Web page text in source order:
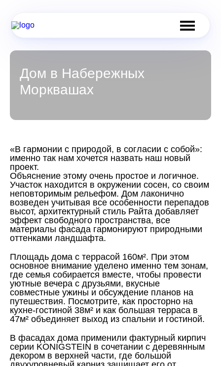
Дом в Набережных
Морквашах
«В гармонии с природой, в согласии с собой»:
именно так нам хочется назвать наш новый
проект.
Объяснение этому очень простое и логичное.
Участок находится в окружении сосен, со своим
неповторимым рельефом. Дом лаконично
возведен учитывая все особенности перепадов
высот, архитектурный стиль Райта добавляет
эффект свободного пространства, все
материалы фасада гармонируют природными
оттенками ландшафта.
Площадь дома с террасой 160м². При этом
основное внимание уделено именно тем зонам,
где семья собирается вместе, чтобы провести
уютные вечера с друзьями, вкусные
совместные ужины и обсуждение планов на
путешествия. Посмотрите, как просторно на
кухне-гостиной 38м² и как большая терраса в
47м² объединяет выход из спальни и гостиной.
В фасадах дома применили фактурный кирпич
серии KONIGSTEIN в сочетании с деревянным
декором в верхней части, где большой